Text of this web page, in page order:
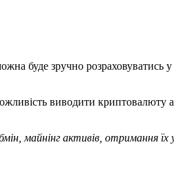
буде зручно розраховуватись
виводити
майнінг активів, отримання їх